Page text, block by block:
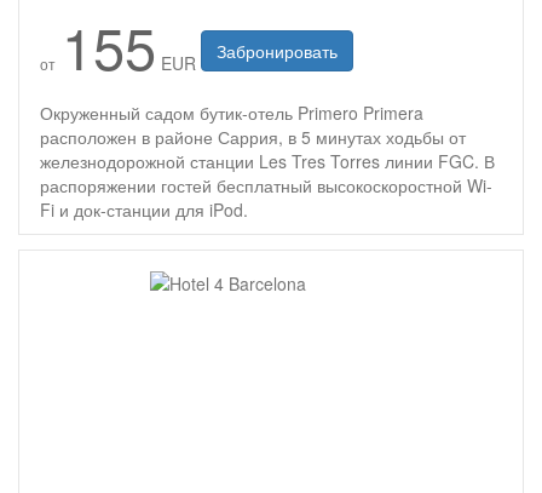
от 155 EUR Забронировать
Окруженный садом бутик-отель Primero Primera
расположен в районе Саррия, в 5 минутах ходьбы от
железнодорожной станции Les Tres Torres линии FGC. В
распоряжении гостей бесплатный высокоскоростной Wi-
Fi и док-станции для iPod.